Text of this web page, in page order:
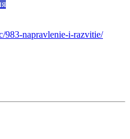
983-napravlenie-i-razvitie/